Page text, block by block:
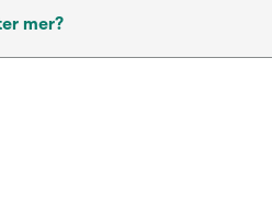
mer?